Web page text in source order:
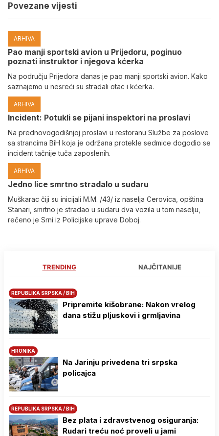
Povezane vijesti
ARHIVA
Pao manji sportski avion u Prijedoru, poginuo
poznati instruktor i njegova kćerka
Na području Prijedora danas je pao manji sportski avion. Kako
saznajemo u nesreći su stradali otac i kćerka.
ARHIVA
Incident: Potukli se pijani inspektori na proslavi
Na prednovogodišnjoj proslavi u restoranu Službe za poslove
sa strancima BiH koja je održana protekle sedmice dogodio se
incident tačnije tuča zaposlenih.
ARHIVA
Јedno lice smrtno stradalo u sudaru
Muškarac čiji su inicijali M.M. /43/ iz naselja Cerovica, opština
Stanari, smrtno je stradao u sudaru dva vozila u tom naselju,
rečeno je Srni iz Policijske uprave Doboj.
TRENDING NAJČITANIJE
REPUBLIKA SRPSKA / BIH
Pripremite kišobrane: Nakon vrelog
dana stižu pljuskovi i grmljavina
HRONIKA
Na Јarinju privedena tri srpska
policajca
REPUBLIKA SRPSKA / BIH
Bez plata i zdravstvenog osiguranja:
Rudari treću noć proveli u jami